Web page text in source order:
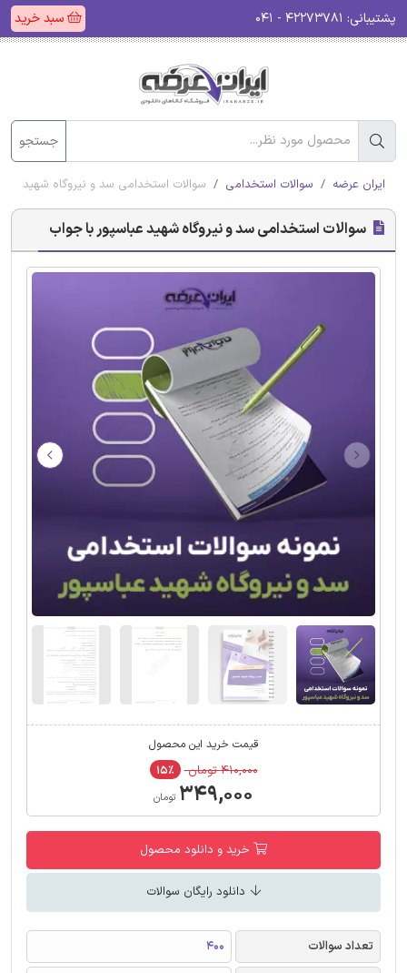
پشتیبانی: سبد خرید
جستجو
ایران عرضه سوالات استخدامی سوالات استخدامی سد و نیروگاه شهید
سوالات استخدامی سد و نیروگاه شهید عباسپور با جواب
قیمت خرید این محصول
۴۱۰,۰۰۰ تومان ۱۵٪
۳۴۹,۰۰۰ تومان
خرید و دانلود محصول
دانلود رایگان سوالات
تعداد سوالات
400